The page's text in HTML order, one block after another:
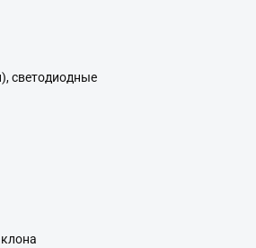
светодиодные